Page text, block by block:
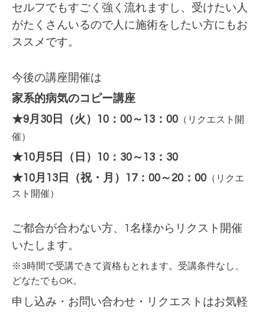
セルフでもすごく強く流れますし、受けたい人
がたくさんいるので人に施術をしたい方にもお
ススメです。
今後の講座開催は
家系的病気のコピー講座
★9月30日（火）10：00～13：00 （リクエスト開
催）
★10月5日（日）10：30～13：30
★10月13日（祝・月）17：00～20：00 （リクエ
スト開催）
ご都合が合わない方、1名様からリクスト開催
いたします。
※3時間で受講できて資格もとれます。受講条件なし、
どなたでもOK。
申し込み・お問い合わせ・リクエストはお気軽